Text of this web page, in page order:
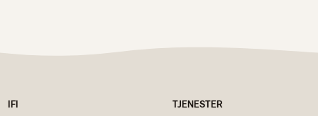
IFI
TJENESTER